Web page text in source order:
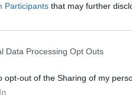
Participants that may further
Data Processing Opt Outs
opt-out of the Sharing of my
в серую зону из-за